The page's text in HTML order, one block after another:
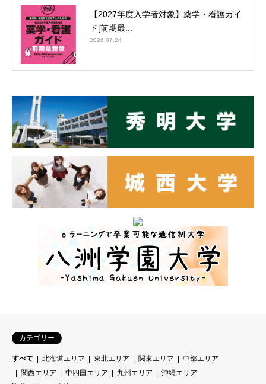
【2027年度入学者対象】薬学・看護ガイ
ド[前期最...
2026.07.24
カテゴリー
すべて 北海道エリア 東北エリア 関東エリア
中部エリア
関西エリア
中四国エリア 九州エリア
沖縄エリア